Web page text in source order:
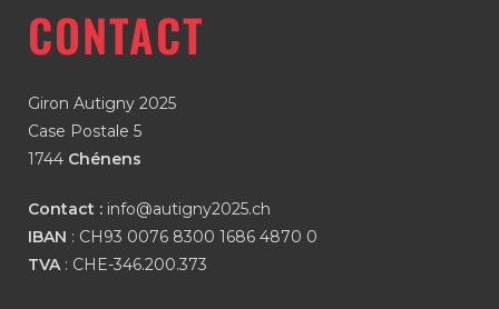
CONTACT
Giron Autigny 2025
Case Postale 5
1744 Chénens
Contact : info@autigny2025.ch
IBAN : CH93 0076 8300 1686 4870 0
TVA: CHE-346.200.373